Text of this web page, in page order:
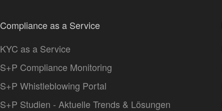
Compliance as a Service
KYC as a Service
S+P Compliance Monitoring
S+P Whistleblowing Portal
S+P Studien - Aktuelle Trends & Lösungen